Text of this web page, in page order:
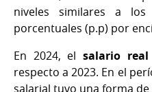
niveles similares a
porcentuales (p.p) por
En 2024, elsalario real
respecto a 2023. En el
salarial tuvo una forma de